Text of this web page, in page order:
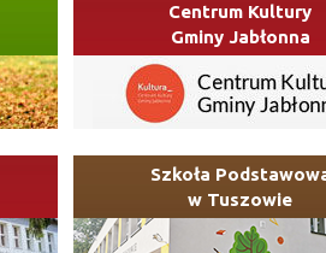
Centrum Kultury
Gminy Jabłonna
Szkoła
w Tuszowie